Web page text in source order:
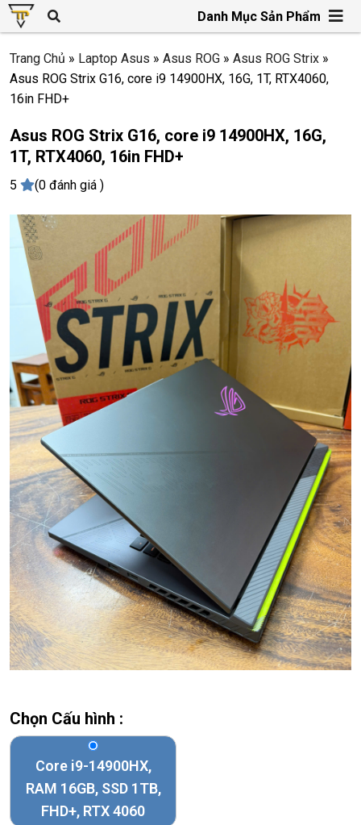
Danh Mục Sản Phẩm
Trang Chủ » Laptop Asus » Asus ROG » Asus ROG Strix »
Asus ROG Strix G16, core i9 14900HX, 16G, 1T, RTX4060,
16in FHD+
Asus ROG Strix G16, core i9 14900HX, 16G,
1T, RTX4060, 16in FHD+
5 (0 đánh giá )
Chọn Cấu hình :
Core i9-14900HX,
RAM 16GB, SSD 1TB,
FHD+, RTX 4060